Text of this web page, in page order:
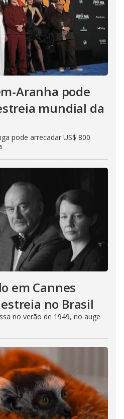
Aranha pode
mundial da
pode arrecadar US$ 800
em Cannes
no Brasil
no verão de 1949, no auge